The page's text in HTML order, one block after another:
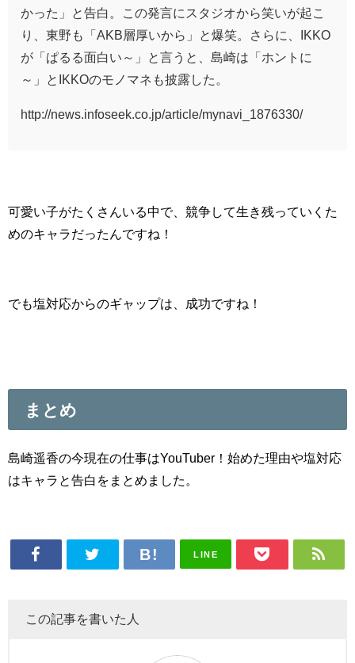
かった」と告白。この発言にスタジオから笑いが起こ
り、東野も「AKB層厚いから」と爆笑。さらに、IKKO
が「ぱるる面白い～」と言うと、島崎は「ホントに
～」とIKKOのモノマネも披露した。
http://news.infoseek.co.jp/article/mynavi_1876330/
可愛い子がたくさんいる中で、競争して生き残っていくた
めのキャラだったんですね！
でも塩対応からのギャップは、成功ですね！
まとめ
島崎遥香の今現在の仕事はYouTuber！始めた理由や塩対応
はキャラと告白をまとめました。
LINE
この記事を書いた人